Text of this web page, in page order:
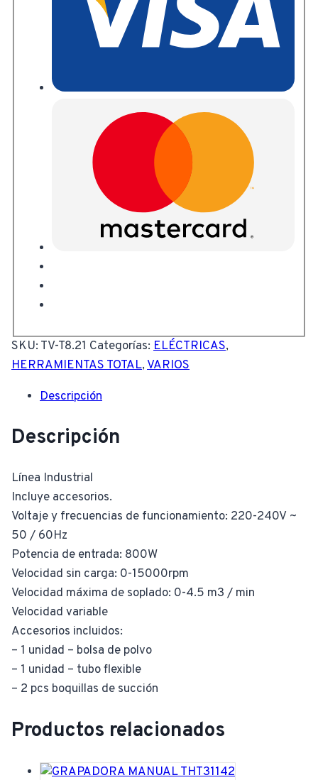
SKU: TV-T8.21 Categorías: ELÉCTRICAS,
HERRAMIENTAS TOTAL,VARIOS
Descripción
Descripción
Línea Industrial
Incluye accesorios.
Voltaje y frecuencias de funcionamiento: 220-240V ~
50 / 60Hz
Potencia de entrada: 800W
Velocidad sin carga: 0-15000rpm
Velocidad máxima de soplado: 0-4.5 m3 / min
Velocidad variable
Accesorios incluidos:
– 1 unidad – bolsa de polvo
– 1 unidad – tubo flexible
– 2 pcs boquillas de succión
Productos relacionados